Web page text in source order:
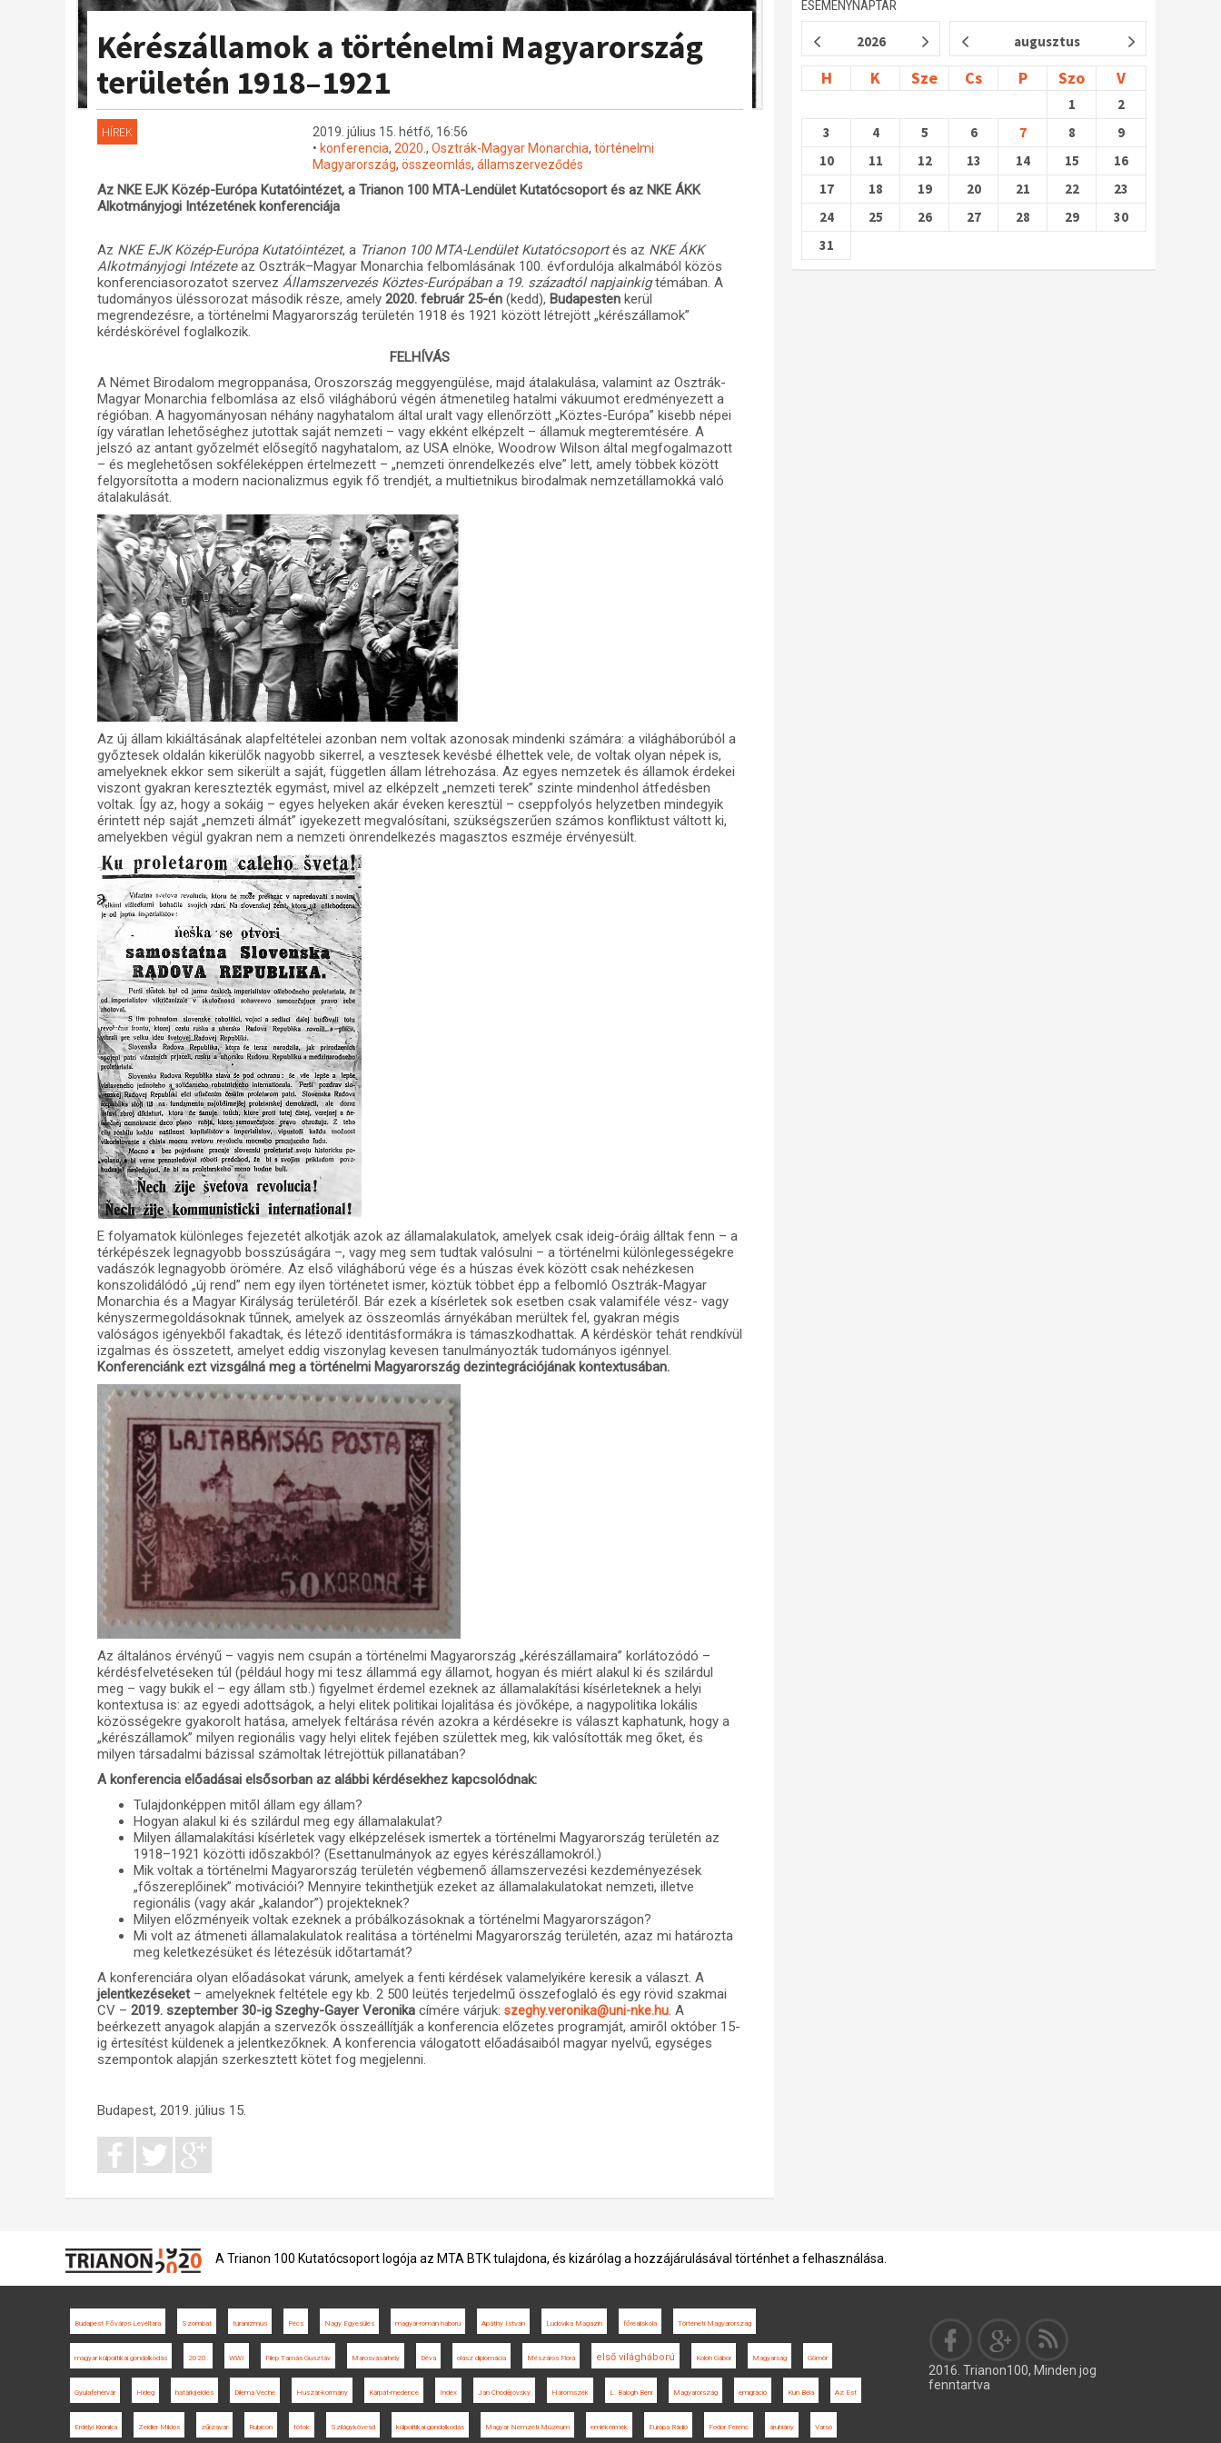
Kérészállamok a történelmi Magyarország
területén 1918–1921
HÍREK
2019. július 15. hétfő, 16:56
• konferencia, 2020. , Osztrák-Magyar Monarchia, történelmi
Magyarország, összeomlás, államszerveződés
Az NKE EJK Közép-Európa Kutatóintézet, a Trianon 100 MTA-Lendület Kutatócsoport és az NKE ÁKK
Alkotmányjogi Intézetének konferenciája
Az NKE EJK Közép-Európa Kutatóintézet, a Trianon 100 MTA-LendületKutatócsoportés az NKE ÁKK
Alkotmányjogi Intézeteaz Osztrák–Magyar Monarchia felbomlásának 100. évfordulója alkalmából közös
konferenciasorozatot szervez Államszervezés Köztes-Európában a 19. századtól napjainkigtémában. A
tudományos üléssorozat második része, amely 2020. február 25-én (kedd), Budapesten kerül
megrendezésre, a történelmi Magyarország területén 1918 és 1921 között létrejött „kérészállamok”
kérdéskörével foglalkozik.
FELHÍVÁS
A Német Birodalom megroppanása, Oroszország meggyengülése, majd átalakulása, valamint az Osztrák-
Magyar Monarchia felbomlása az első világháború végén átmenetileg hatalmi vákuumot eredményezett a
régióban. A hagyományosan néhány nagyhatalom által uralt vagy ellenőrzött „Köztes-Európa” kisebb népei
így váratlan lehetőséghez jutottak saját nemzeti – vagy ekként elképzelt – államuk megteremtésére. A
jelszó az antant győzelmét elősegítő nagyhatalom, az USA elnöke, Woodrow Wilson által megfogalmazott
– és meglehetősen sokféleképpen értelmezett – „nemzeti önrendelkezés elve” lett, amely többek között
felgyorsította a modern nacionalizmus egyik fő trendjét, a multietnikus birodalmak nemzetállamokká való
átalakulását.
Az új állam kikiáltásának alapfeltételei azonban nem voltak azonosak mindenki számára: a világháborúból a
győztesek oldalán kikerülők nagyobb sikerrel, a vesztesek kevésbé élhettek vele, de voltak olyan népek is,
amelyeknek ekkor sem sikerült a saját, független állam létrehozása. Az egyes nemzetek és államok érdekei
viszont gyakran keresztezték egymást, mivel az elképzelt „nemzeti terek” szinte mindenhol átfedésben
voltak. Így az, hogy a sokáig – egyes helyeken akár éveken keresztül – cseppfolyós helyzetben mindegyik
érintett nép saját „nemzeti álmát” igyekezett megvalósítani, szükségszerűen számos konfliktust váltott ki,
amelyekben végül gyakran nem a nemzeti önrendelkezés magasztos eszméje érvényesült.
E folyamatok különleges fejezetét alkotják azok az államalakulatok, amelyek csak ideig-óráig álltak fenn – a
térképészek legnagyobb bosszúságára –, vagy meg sem tudtak valósulni – a történelmi különlegességekre
vadászók legnagyobb örömére. Az első világháború vége és a húszas évek között csak nehézkesen
konszolidálódó „új rend” nem egy ilyen történetet ismer, köztük többet épp a felbomló Osztrák-Magyar
Monarchia és a Magyar Királyság területéről. Bár ezek a kísérletek sok esetben csak valamiféle vész- vagy
kényszermegoldásoknak tűnnek, amelyek az összeomlás árnyékában merültek fel, gyakran mégis
valóságos igényekből fakadtak, és létező identitásformákra is támaszkodhattak. A kérdéskör tehát rendkívül
izgalmas és összetett, amelyet eddig viszonylag kevesen tanulmányozták tudományos igénnyel.
Konferenciánk ezt vizsgálná meg a történelmi Magyarország dezintegrációjának kontextusában.
Az általános érvényű – vagyis nem csupán a történelmi Magyarország „kérészállamaira” korlátozódó –
kérdésfelvetéseken túl (például hogy mi tesz állammá egy államot, hogyan és miért alakul ki és szilárdul
meg – vagy bukik el – egy állam stb.) figyelmet érdemel ezeknek az államalakítási kísérleteknek a helyi
kontextusa is: az egyedi adottságok, a helyi elitek politikai lojalitása és jövőképe, a nagypolitika lokális
közösségekre gyakorolt hatása, amelyek feltárása révén azokra a kérdésekre is választ kaphatunk, hogy a
„kérészállamok” milyen regionális vagy helyi elitek fejében születtek meg, kik valósították meg őket, és
milyen társadalmi bázissal számoltak létrejöttük pillanatában?
A konferencia előadásai elsősorban az alábbi kérdésekhez kapcsolódnak:
Tulajdonképpen mitől állam egy állam?
Hogyan alakul ki és szilárdul meg egy államalakulat?
Milyen államalakítási kísérletek vagy elképzelések ismertek a történelmi Magyarország területén az
1918–1921 közötti időszakból? (Esettanulmányok az egyes kérészállamokról.)
Mik voltak a történelmi Magyarország területén végbemenő államszervezési kezdeményezések
„főszereplőinek” motivációi? Mennyire tekinthetjük ezeket az államalakulatokat nemzeti, illetve
regionális (vagy akár „kalandor”) projekteknek?
Milyen előzményeik voltak ezeknek a próbálkozásoknak a történelmi Magyarországon?
Mi volt az átmeneti államalakulatok realitása a történelmi Magyarország területén, azaz mi határozta
meg keletkezésüket és létezésük időtartamát?
A konferenciára olyan előadásokat várunk, amelyek a fenti kérdések valamelyikére keresik a választ. A
jelentkezéseket– amelyeknek feltétele egy kb. 2 500 leütés terjedelmű összefoglaló és egy rövid szakmai
CV – 2019. szeptember 30-ig Szeghy-Gayer Veronika címére várjuk: szeghy.veronika@uni-nke.hu. A
beérkezett anyagok alapján a szervezők összeállítják a konferencia előzetes programját, amiről október 15-
ig értesítést küldenek a jelentkezőknek. A konferencia válogatott előadásaiból magyar nyelvű, egységes
szempontok alapján szerkesztett kötet fog megjelenni.
Budapest, 2019. július 15.
ESEMÉNYNAPTÁR
2026 augusztus
H K Sze Cs P Szo V
1
2
3
4 5 6 7 8
9
10
11 12 13 14 15
16
17
18 19 20 21 22
23
24
25 26 27 28 29
30
31
A Trianon 100 Kutatócsoport logója az MTA BTK tulajdona, és kizárólag a hozzájárulásával történhet a felhasználása.
Budapest Főváros Levéltára Szombat turanizmus Pécs Nagy Egyesülés magyar-román háború Apáthy István Ludovika Magazin főreáliskola Történeti Magyarország
magyar külpolitikai gondolkodás 2020. WWI Filep Tamás Gusztáv Marosvásárhely Déva olasz diplomácia Mészáros Flóra első világháború Koloh Gábor Magyarság Gömör
Gyulafehérvár Hideg határkijelölés Dilema Veche Huszár-kormány Kárpát-medence Index Jan Chodějovský Háromszék L. Balogh Béni Magyarország emigráció Kun Béla Az Est
Erdélyi Krónika Zeidler Miklós zűrzavar Rubicon tótok Szilágykövesd külpolitikai gondolkodás Magyar Nemzeti Múzeum emlékérmék Európa Rádió Fodor Ferenc áruhiány Varsó
2016. Trianon100, Minden jog
fenntartva